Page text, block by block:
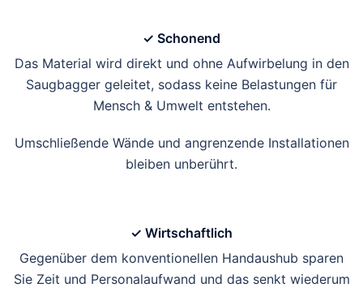
✓ Schonend
Das Material wird direkt und ohne Aufwirbelung in den
Saugbagger geleitet, sodass keine Belastungen für
Mensch & Umwelt entstehen.
Umschließende Wände und angrenzende Installationen
bleiben unberührt.
✓ Wirtschaftlich
Gegenüber dem konventionellen Handaushub sparen
Sie Zeit und Personalaufwand und das senkt wiederum